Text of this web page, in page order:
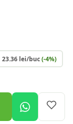
23.36lei/buc(-4%)